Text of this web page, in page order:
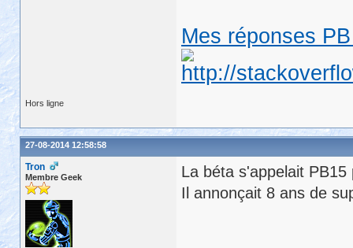
Mes réponses
Hors ligne
27-08-2014 12:58:58
Tron
Membre Geek
La béta s'appelait
Il annonçait 8 ans de